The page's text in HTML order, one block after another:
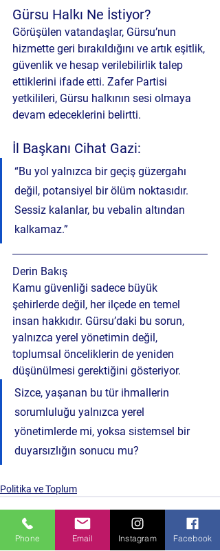
Gürsu Halkı Ne İstiyor?
Görüşülen vatandaşlar, Gürsu’nun
hizmette geri bırakıldığını ve artık eşitlik,
güvenlik ve hesap verilebilirlik talep
ettiklerini ifade etti. Zafer Partisi
yetkilileri, Gürsu halkının sesi olmaya
devam edeceklerini belirtti.
İl Başkanı Cihat Gazi:
“Bu yol yalnızca bir geçiş güzergahı
değil, potansiyel bir ölüm noktasıdır.
Sessiz kalanlar, bu vebalin altından
kalkamaz.”
Derin Bakış
Kamu güvenliği sadece büyük
şehirlerde değil, her ilçede en temel
insan hakkıdır. Gürsu’daki bu sorun,
yalnızca yerel yönetimin değil,
toplumsal önceliklerin de yeniden
düşünülmesi gerektiğini gösteriyor.
Sizce, yaşanan bu tür ihmallerin
sorumluluğu yalnızca yerel
yönetimlerde mi, yoksa sistemsel bir
duyarsızlığın sonucu mu?
Politika ve Toplum
Phone Email Instagram Facebook